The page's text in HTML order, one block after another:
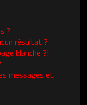
?
résultat ?
blanche ?!
messages et